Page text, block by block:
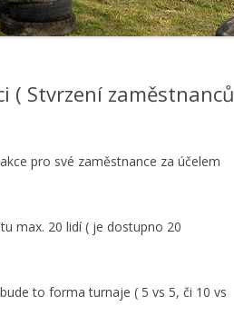
A
)
( Stvrzení zaměstnanců
pro své zaměstnance za účelem
max. 20 lidí ( je dostupno 20
to forma turnaje ( 5 vs 5, či 10 vs